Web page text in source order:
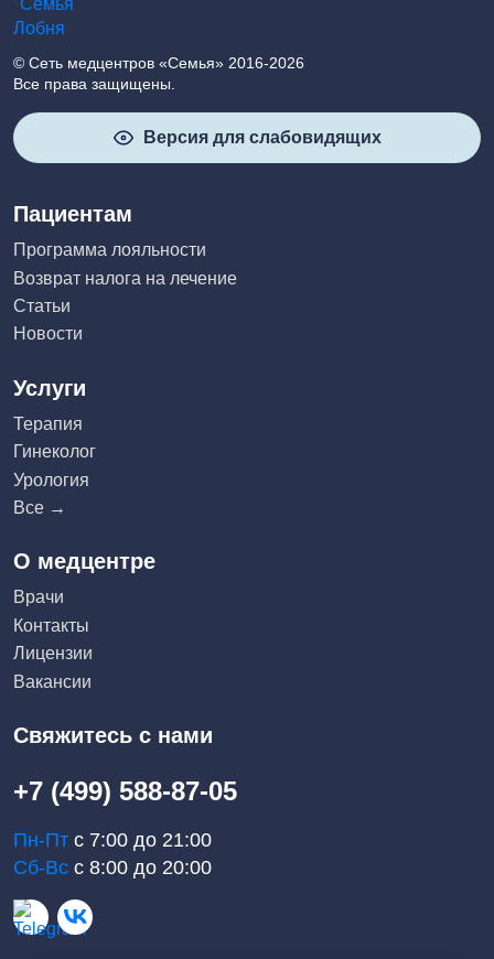
© Сеть медцентров «Семья» 2016-2026
Все права защищены.
Версия для слабовидящих
Пациентам
Программа лояльности
Возврат налога на лечение
Статьи
Новости
Услуги
Терапия
Гинеколог
Урология
Все →
О медцентре
Врачи
Контакты
Лицензии
Вакансии
Свяжитесь с нами
+7 (499) 588-87-05
Пн-Пт с 7:00 до 21:00
Сб-Вс с 8:00 до 20:00